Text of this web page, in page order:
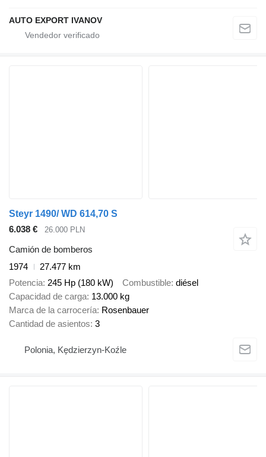
AUTO EXPORT IVANOV
Steyr 1490/ WD 614,70 S
6.038 €
26.000 PLN
Camión de bomberos
1974
27.477 km
Potencia 245 Hp (180 kW) Combustible diésel
Capacidad de carga 13.000 kg
Marca de la carrocería Rosenbauer
Cantidad de asientos 3
Polonia, Kędzierzyn-Koźle